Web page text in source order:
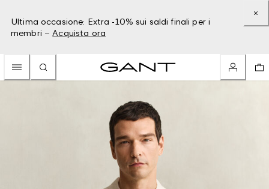
Ultima occasione: Extra -10% sui saldi finali per i
membri – Acquista ora